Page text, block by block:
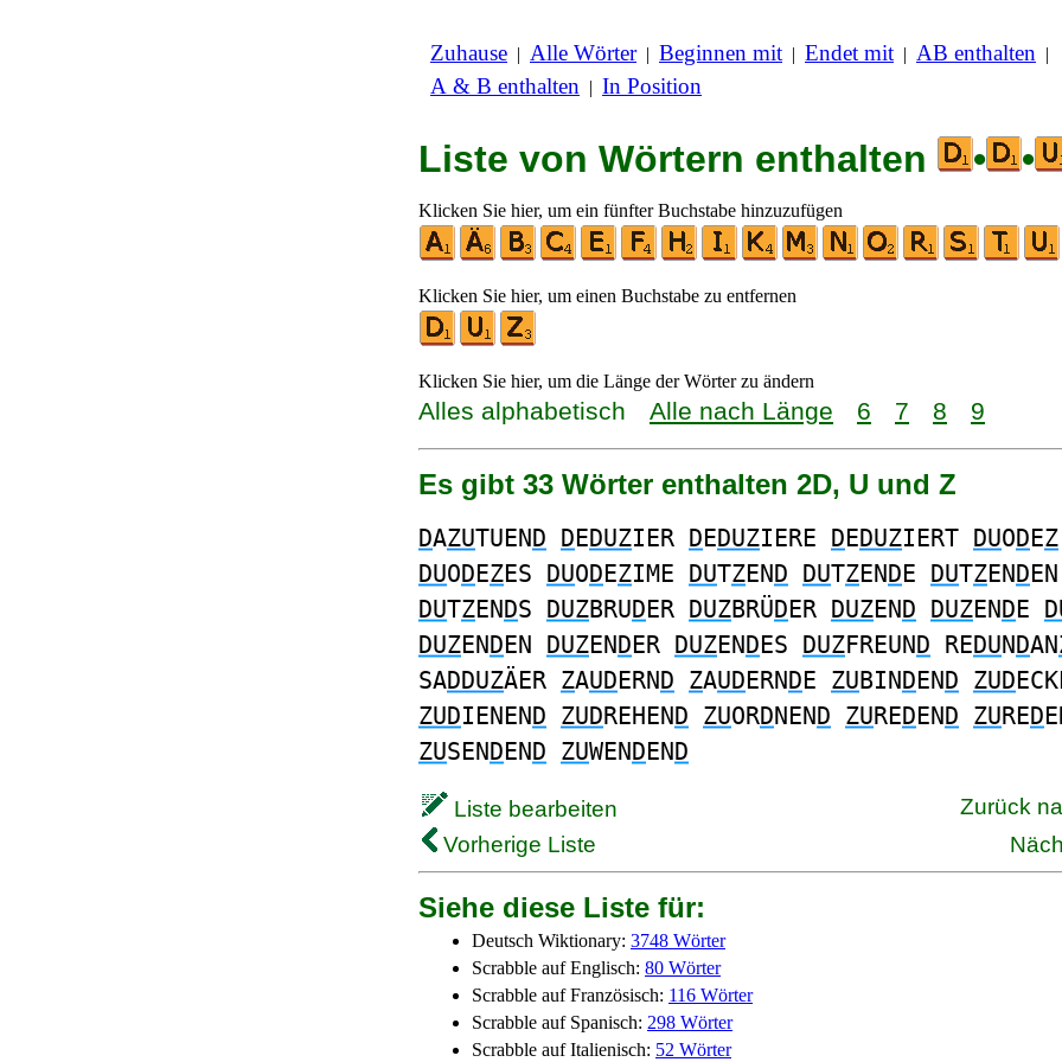
Zuhause | Alle Wörter| Beginnen mit | Endet mit | AB enthalten |
A & B enthalten | In Position
Liste von Wörtern enthalten • •
Klicken Sie hier, um ein fünfter Buchstabe hinzuzufügen
Klicken Sie hier, um einen Buchstabe zu entfernen
Klicken Sie hier, um die Länge der Wörter zu ändern
Alles alphabetisch Alle nach Länge 6 7 8 9
Es gibt 33 Wörter enthalten 2D, U und Z
DAZUTUEND DEDUZIER DEDUZIERE DEDUZIERT DUODEZ
DUODEZES DUODEZIME DUTZEND DUTZENDE DUTZENDEN
DUTZENDS DUZBRUDER DUZBRÜDER DUZEND DUZENDE
DUZENDEN DUZENDER DUZENDES DUZFREUND REDUNDAN
SADDUZÄER ZAUDERND ZAUDERNDE ZUBINDEND ZUD
ZUDIENEND ZUDREHEND ZUORDNEND ZUREDEND ZURED
ZUSENDEND ZUWENDEND
Liste bearbeiten
Zurück
Vorherige Liste
Siehe diese Liste für:
Deutsch Wiktionary: 3748 Wörter
Scrabble auf Englisch: 80 Wörter
Scrabble auf Französisch: 116 Wörter
Scrabble auf Spanisch: 298 Wörter
Scrabble auf Italienisch: 52 Wörter